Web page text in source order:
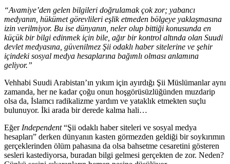
“Avamiye’den gelen bilgileri doğrulamak çok zor; yabancı
medyanın, hükümet görevlileri eşlik etmeden bölgeye yaklaşmasına
izin verilmiyor. Bu ise dünyanın, neler olup bittiği konusunda en
küçük bir bilgi edinmek için bile, ağır bir kontrol altında olan Suudi
devlet medyasına, güvenilmez Şii odaklı haber sitelerine ve şehir
içindeki sosyal medya hesaplarına bağımlı olması anlamına
geliyor.”
Vehhabi Suudi Arabistan’ın yıkım için ayırdığı Şii Müslümanlar aynı
zamanda, her ne kadar çoğu onun hoşgörüsüzlüğünden muzdarip
olsa da, İslamcı radikalizme yardım ve yataklık etmekten suçlu
bulunuyor. İki arada bir derede kalma hali…
Eğer Independent“Şii odaklı haber siteleri ve sosyal medya
hesapları” derken dünyanın kasten görmezden geldiği bir soykırımın
gerçeklerinden ölüm pahasına da olsa bahsetme cesaretini gösteren
sesleri kastediyorsa, buradan bilgi gelmesi gerçekten de zor. Neden?